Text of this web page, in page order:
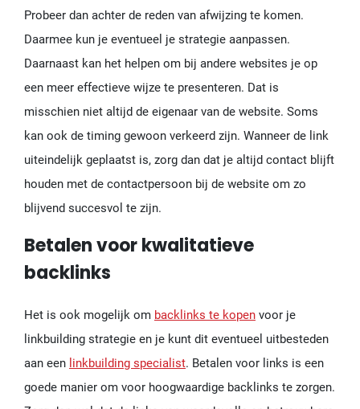
Probeer dan achter de reden van afwijzing te komen.
Daarmee kun je eventueel je strategie aanpassen.
Daarnaast kan het helpen om bij andere websites je op
een meer effectieve wijze te presenteren. Dat is
misschien niet altijd de eigenaar van de website. Soms
kan ook de timing gewoon verkeerd zijn. Wanneer de link
uiteindelijk geplaatst is, zorg dan dat je altijd contact blijft
houden met de contactpersoon bij de website om zo
blijvend succesvol te zijn.
Betalen voor kwalitatieve
backlinks
Het is ook mogelijk om backlinks te kopen voor je
linkbuilding strategie en je kunt dit eventueel uitbesteden
aan een linkbuilding specialist. Betalen voor links is een
goede manier om voor hoogwaardige backlinks te zorgen.